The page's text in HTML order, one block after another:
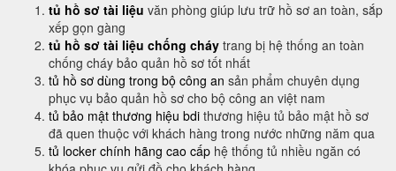
tủ hồ sơ tài liệu văn phòng giúp lưu trữ hồ sơ an toàn, sắp
xếp gọn gàng
tủ hồ sơ tài liệu chống cháy trang bị hệ thống an toàn
chống cháy bảo quản hồ sơ tốt nhất
tủ hồ sơ dùng trong bộ công an sản phẩm chuyên dụng
phục vụ bảo quản hồ sơ cho bộ công an việt nam
tủ bảo mật thương hiệu bdi thương hiệu tủ bảo mật hồ sơ
đã quen thuộc với khách hàng trong nước những năm qua
tủ locker chính hãng cao cấp hệ thống tủ nhiều ngăn có